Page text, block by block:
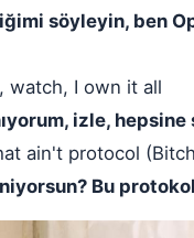
söyleyin, ben
watch, I own it all
izle,
ain't protocol
Bu